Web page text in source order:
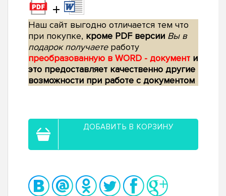
+
Наш сайт выгодно отличается тем что
при покупке, кроме PDF версии Вы в
подарок получаетеработу
преобразованную в WORD - документ и
это предоставляет качественно другие
возможности при работе с документом
ДОБАВИТЬ В КОРЗИНУ